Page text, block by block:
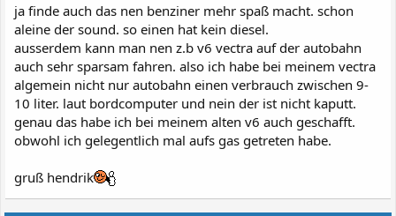
ja finde auch das nen benziner mehr spaß macht. schon
aleine der sound. so einen hat kein diesel.
ausserdem kann man nen z.b v6 vectra auf der autobahn
auch sehr sparsam fahren. also ich habe bei meinem vectra
algemein nicht nur autobahn einen verbrauch zwischen 9-
10 liter. laut bordcomputer und nein der ist nicht kaputt.
genau das habe ich bei meinem alten v6 auch geschafft.
obwohl ich gelegentlich mal aufs gas getreten habe.
gruß hendrik